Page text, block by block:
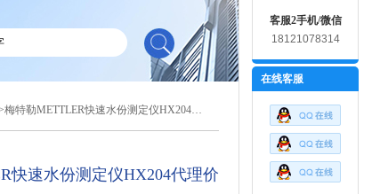
梅特勒METTLER快速水份测定仪HX204代理价
快速水份测定仪HX204代理价
客服2手机/微信
18121078314
在线客服